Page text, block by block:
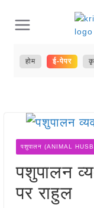
content
होम ई-पेपर
पशुपालन (ANIMAL
पशुपालन
पर राहुल